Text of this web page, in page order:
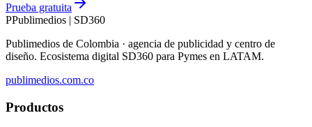
Prueba gratuita
PPublimedios | SD360
Publimedios de Colombia · agencia de publicidad y centro de
diseño. Ecosistema digital SD360 para Pymes en LATAM.
publimedios.com.co
Productos